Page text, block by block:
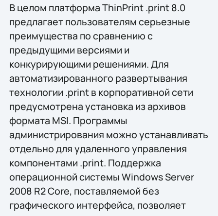
В целом платформа ThinPrint .print 8.0
предлагает пользователям серьезные
преимущества по сравнению с
предыдущими версиями и
конкурирующими решениями. Для
автоматизированного развертывания
технологии .print в корпоративной сети
предусмотрена установка из архивов
формата MSI. Программы
администрирования можно устанавливать
отдельно для удаленного управления
компонентами .print. Поддержка
операционной системы Windows Server
2008 R2 Core, поставляемой без
графического интерфейса, позволяет